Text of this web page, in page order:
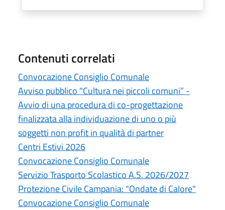
Contenuti correlati
Convocazione Consiglio Comunale
Avviso pubblico "Cultura nei piccoli comuni” -
Avvio di una procedura di co-progettazione
finalizzata alla individuazione di uno o più
soggetti non profit in qualità di partner
Centri Estivi 2026
Convocazione Consiglio Comunale
Servizio Trasporto Scolastico A.S. 2026/2027
Protezione Civile Campania: "Ondate di Calore"
Convocazione Consiglio Comunale